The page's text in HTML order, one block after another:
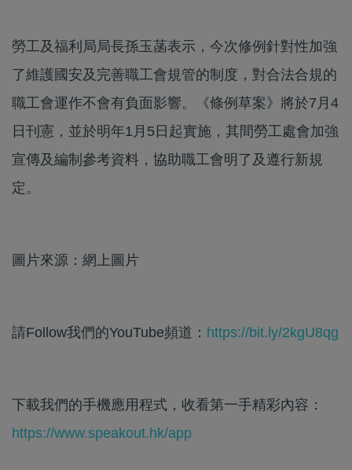
勞工及福利局局長孫玉菡表示，今次修例針對性加強
了維護國安及完善職工會規管的制度，對合法合規的
職工會運作不會有負面影響。《條例草案》將於7月4
日刊憲，並於明年1月5日起實施，其間勞工處會加強
宣傳及編制參考資料，協助職工會明了及遵行新規
定。
圖片來源：網上圖片
請Follow我們的YouTube頻道： https://bit.ly/2kgU8qg
下載我們的手機應用程式，收看第一手精彩內容：
https://www.speakout.hk/app